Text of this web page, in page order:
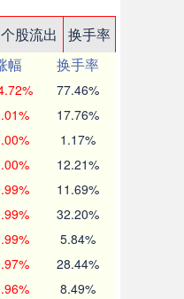
个股流出
换手率
幅
换手率
77.46%
17.76%
1.17%
12.21%
11.69%
32.20%
5.84%
28.44%
8.49%